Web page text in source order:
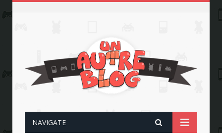
NAVIGATE